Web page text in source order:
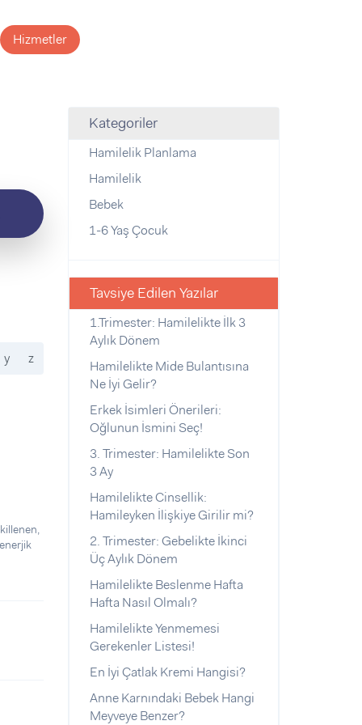
Hizmetler
y z
Kategoriler
Hamilelik Planlama
Hamilelik
Bebek
1-6 Yaş Çocuk
Tavsiye Edilen Yazılar
1.Trimester: Hamilelikte İlk 3
Aylık Dönem
Hamilelikte Mide Bulantısına
Ne İyi Gelir?
Erkek İsimleri Önerileri:
Oğlunun İsmini Seç!
3. Trimester: Hamilelikte Son
3 Ay
Hamilelikte Cinsellik:
Hamileyken İlişkiye Girilir mi?
2. Trimester: Gebelikte İkinci
Üç Aylık Dönem
Hamilelikte Beslenme Hafta
Hafta Nasıl Olmalı?
Hamilelikte Yenmemesi
Gerekenler Listesi!
En İyi Çatlak Kremi Hangisi?
Anne Karnındaki Bebek Hangi
Meyveye Benzer?